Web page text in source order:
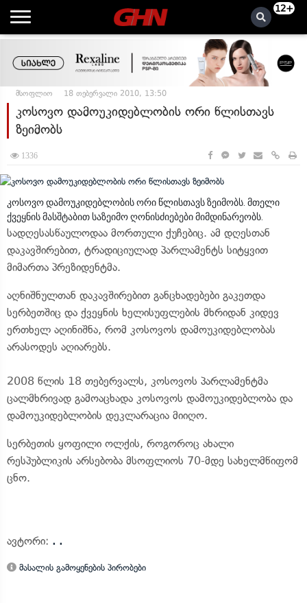
12+
მსოფლიო 18 თებერვალი 2010, 13:50
კოსოვო დამოუკიდებლობის ორი წლისთავს
ზეიმობს
1336
კოსოვო დამოუკიდებლობის ორი წლისთავს ზეიმობს. მთელი
ქვეყნის მასშტაბით საზეიმო ღონისძიებები მიმდინარეობს.
სადღესასწაულოდაა მორთული ქუჩებიც. ამ დღესთან
დაკავშირებით, ტრადიციულად პარლამენტს სიტყვით
მიმართა პრეზიდენტმა.
აღნიშნულთან დაკავშირებით განცხადებები გაკეთდა
სერბეთშიც და ქვეყნის ხელისუფლების მხრიდან კიდევ
ერთხელ აღინიშნა, რომ კოსოვოს დამოუკიდებლობას
არასოდეს აღიარებს.
2008 წლის 18 თებერვალს, კოსოვოს პარლამენტმა
ცალმხრივად გამოაცხადა კოსოვოს დამოუკიდებლობა და
დამოუკიდებლობის დეკლარაცია მიიღო.
სერბეთის ყოფილი ოლქის, როგოროც ახალი
რესპუბლიკის არსებობა მსოფლიოს 70-მდე სახელმწიფომ
ცნო.
ავტორი: . .
მასალის გამოყენების პირობები